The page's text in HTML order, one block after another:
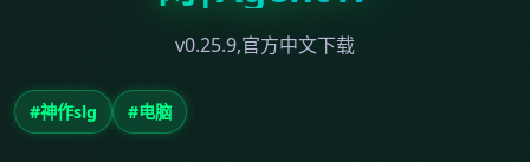
v0.25.9,官方中文下载
#神作slg #电脑